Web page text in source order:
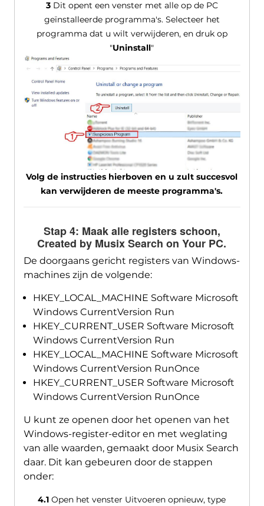
3Dit opent een venster met alle op de PC
geïnstalleerde programma's. Selecteer het
programma dat u wilt verwijderen, en druk op
"Uninstall"
Volg de instructies hierboven en u zult succesvol
kan verwijderen de meeste programma's.
Stap 4: Maak alle registers schoon,
Created by Musix Search on Your PC.
De doorgaans gericht registers van Windows-
machines zijn de volgende:
HKEY_LOCAL_MACHINE Software Microsoft
Windows CurrentVersion Run
HKEY_CURRENT_USER Software Microsoft
Windows CurrentVersion Run
HKEY_LOCAL_MACHINE Software Microsoft
Windows CurrentVersion RunOnce
HKEY_CURRENT_USER Software Microsoft
Windows CurrentVersion RunOnce
U kunt ze openen door het openen van het
Windows-register-editor en met weglating
van alle waarden, gemaakt door Musix Search
daar. Dit kan gebeuren door de stappen
onder:
4.1 Open het venster Uitvoeren opnieuw, type